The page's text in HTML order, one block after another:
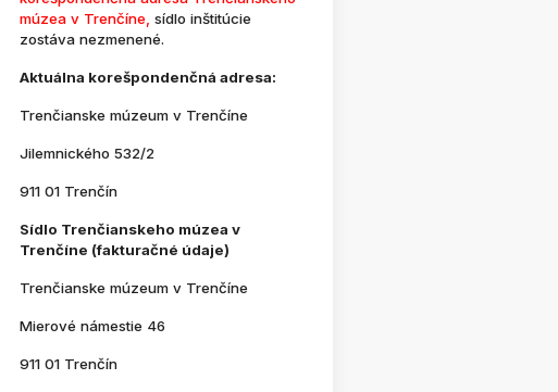
múzea v Trenčíne, sídlo inštitúcie
zostáva nezmenené.
Aktuálna korešpondenčná adresa:
Trenčianske múzeum v Trenčíne
Jilemnického 532/2
911 01 Trenčín
Sídlo Trenčianskeho múzea v
Trenčíne (fakturačné údaje)
Trenčianske múzeum v Trenčíne
Mierové námestie 46
911 01 Trenčín